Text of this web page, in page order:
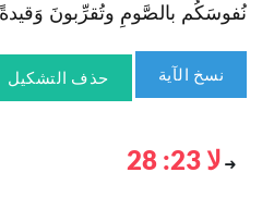
نُفوسَكُم بالصَّومِ وتُقرِّبونَ وَقيدةً
نسخ الآية حذف التشكيل
لا 23: 28